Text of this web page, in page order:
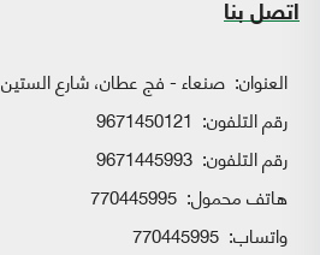
اتصل بنا
العنوان: صنعاء - فج عطان، شارع الستين
رقم التلفون: 9671450121
رقم التلفون: 9671445993
هاتف محمول: 770445995
واتساب: